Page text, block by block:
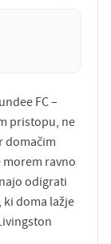
FC –
pristopu, ne
domačim
morem ravno
odigrati
doma lažje